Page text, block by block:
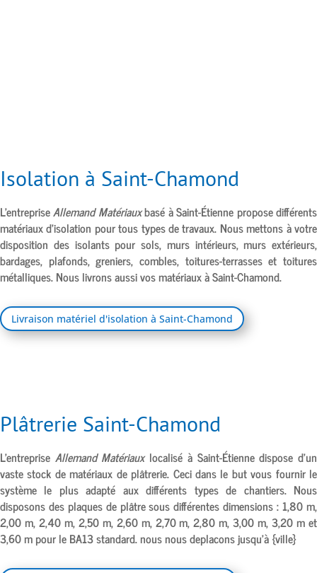
Isolation à Saint-Chamond
L’entrepriseAllemand Matériauxbasé àSaint-Étienne propose différents
matériaux d’isolation pour tous types de travaux. Nous mettons à votre
disposition des isolants pour sols, murs intérieurs, murs extérieurs,
bardages, plafonds, greniers, combles, toitures-terrasses et toitures
métalliques. Nous livrons aussi vos matériaux àSaint-Chamond.
Livraison matériel d'isolation à Saint-Chamond
Plâtrerie Saint-Chamond
L’entreprise Allemand Matériauxlocalisé à Saint-Étiennedispose d’un
vaste stock de matériaux de plâtrerie. Ceci dans le but vous fournir le
système le plus adapté aux différents types de chantiers. Nous
disposons des plaques de plâtre sous différentes dimensions : 1,80 m,
2,00 m, 2,40 m, 2,50 m, 2,60 m, 2,70 m, 2,80 m, 3,00 m, 3,20 m et
3,60 m pour le BA13 standard. nous nous deplacons jusqu’à {ville}